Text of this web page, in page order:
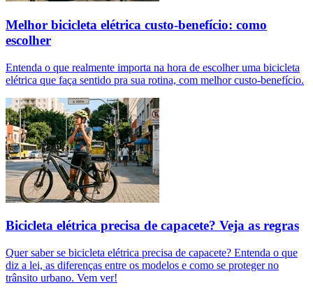
Melhor bicicleta elétrica custo-benefício: como
escolher
Entenda o que realmente importa na hora de escolher uma bicicleta
elétrica que faça sentido pra sua rotina, com melhor custo-benefício.
Bicicleta elétrica precisa de capacete? Veja as regras
Quer saber se bicicleta elétrica precisa de capacete? Entenda o que
diz a lei, as diferenças entre os modelos e como se proteger no
trânsito urbano. Vem ver!